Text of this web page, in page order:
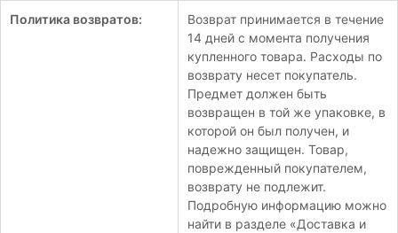
Политика возвратов:
Возврат принимается в течение
14 дней с момента получения
купленного товара. Расходы по
возврату несет покупатель.
Предмет должен быть
возвращен в той же упаковке, в
которой он был получен, и
надежно защищен. Товар,
поврежденный покупателем,
возврату не подлежит.
Подробную информацию можно
найти в разделе «Доставка и